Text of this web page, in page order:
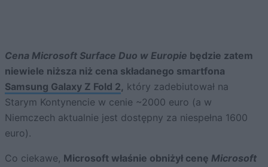
Cena Microsoft Surface Duo w Europie będzie zatem
niewiele niższa niż cena składanego smartfona
Samsung Galaxy Z Fold 2, który zadebiutował na
Starym Kontynencie w cenie ~2000 euro (a w
Niemczech aktualnie jest dostępny za niespełna 1600
euro).
Co ciekawe, Microsoft właśnie obniżył cenę Microsoft